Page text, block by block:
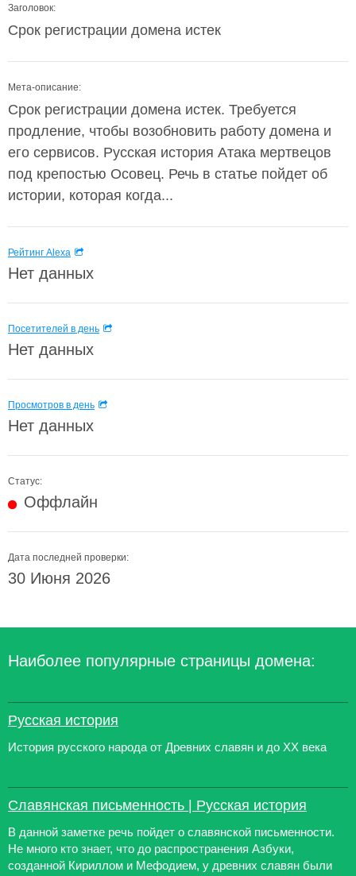
Заголовок:
Срок регистрации домена истек
Мета-описание:
Срок регистрации домена истек. Требуется
продление, чтобы возобновить работу домена и
его сервисов. Русская история Атака мертвецов
под крепостью Осовец. Речь в статье пойдет об
истории, которая когда...
Рейтинг Alexa
Нет данных
Посетителей в день
Нет данных
Просмотров в день
Нет данных
Статус:
Оффлайн
Дата последней проверки:
30 Июня 2026
Наиболее популярные страницы домена:
Русская история
История русского народа от Древних славян и до XX века
Славянская письменность | Русская история
В данной заметке речь пойдет о славянской письменности.
Не много кто знает, что до распространения Азбуки,
созданной Кириллом и Мефодием, у древних славян были